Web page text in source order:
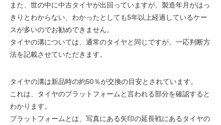
また、世の中に中古タイヤが出回っていますが、製造年月がはっ
きりとわからない、わかったとしても5年以上経過しているケー
スが多いのでお勧めできません。
タイヤの溝については、通常のタイヤと同じですが、一応判断方
法を記載させていただきます。
タイヤの溝は新品時の約50％が交換の目安とされています。
これは、タイヤのプラットフォームと言われる部分を確認すると
わかります。
プラットフォームとは、写真にある矢印の延長戦にあるタイヤの